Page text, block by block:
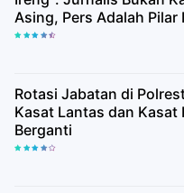
Asing, Pers Adalah Pilar
Rotasi Jabatan di
Kasat Lantas dan Kasat
Berganti